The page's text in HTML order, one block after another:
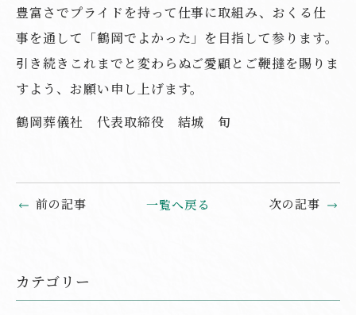
豊富さでプライドを持って仕事に取組み、おくる仕
事を通して「鶴岡でよかった」を目指して参ります。
引き続きこれまでと変わらぬご愛顧とご鞭撻を賜りま
すよう、お願い申し上げます。
鶴岡葬儀社 代表取締役 結城 旬
前の記事 一覧へ戻る 次の記事
カテゴリー